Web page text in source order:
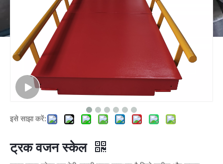
इसे साझा करें:
ट्रक वजन स्केल